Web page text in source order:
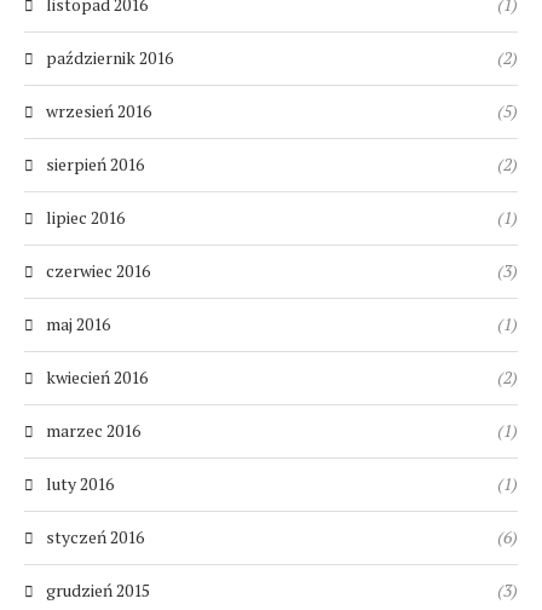
październik 2016 (2)
wrzesień 2016 (5)
sierpień 2016 (2)
lipiec 2016 (1)
czerwiec 2016 (3)
maj 2016 (1)
kwiecień 2016 (2)
marzec 2016 (1)
luty 2016 (1)
styczeń 2016 (6)
grudzień 2015 (3)